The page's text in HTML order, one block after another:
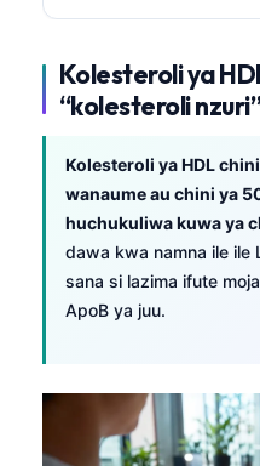
Kolesteroli ya
“kolesteroli
Kolesteroli ya HDL
wanaume au chini ya
huchukuliwa kuwa ya
dawa kwa namna ile ile
sana si lazima ifute
ApoB ya juu.